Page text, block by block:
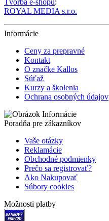
Tvorba e-shopu:
ROYAL MEDIA s.r.o.
Informácie
Ceny za prepravné
Kontakt
O značke Kallos
Súťaž
Kurzy a školenia
Ochrana osobných údajov
Poradňa pre zákazníkov
Vaše otázky
Reklamácie
Obchodné podmienky
Prečo sa registrovať?
Ako Nakupovať
Súbory cookies
Možnosti platby